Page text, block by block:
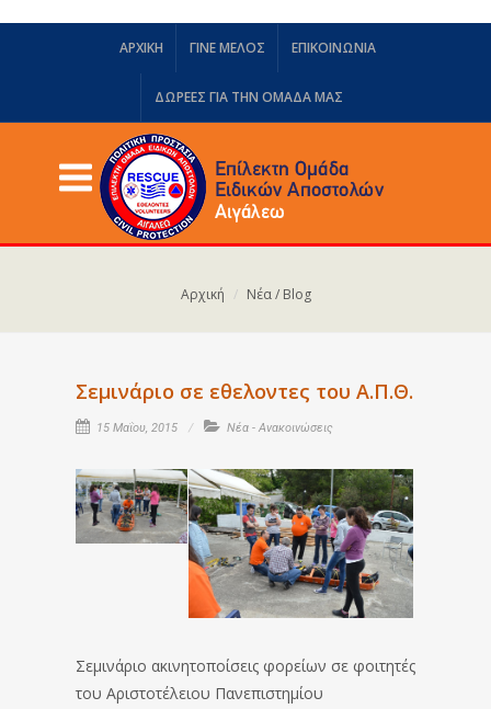
ΑΡΧΙΚΗ ΓΙΝΕ ΜΕΛΟΣ ΕΠΙΚΟΙΝΩΝΙΑ
ΔΩΡΕΈΣ ΓΙΑ ΤΗΝ ΟΜΆΔΑ ΜΑΣ
Αρχική Νέα / Blog
Σεμινάριο σε εθελοντες του Α.Π.Θ.
15 Μαΐου, 2015 Νέα - Ανακοινώσεις
Σεμινάριο ακινητοποίσεις φορείων σε φοιτητές
του Αριστοτέλειου Πανεπιστημίου